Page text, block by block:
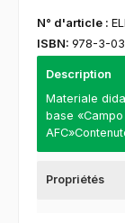
N° d'article :
ISBN: 978-3-
Description
Materiale
base
Propriétés